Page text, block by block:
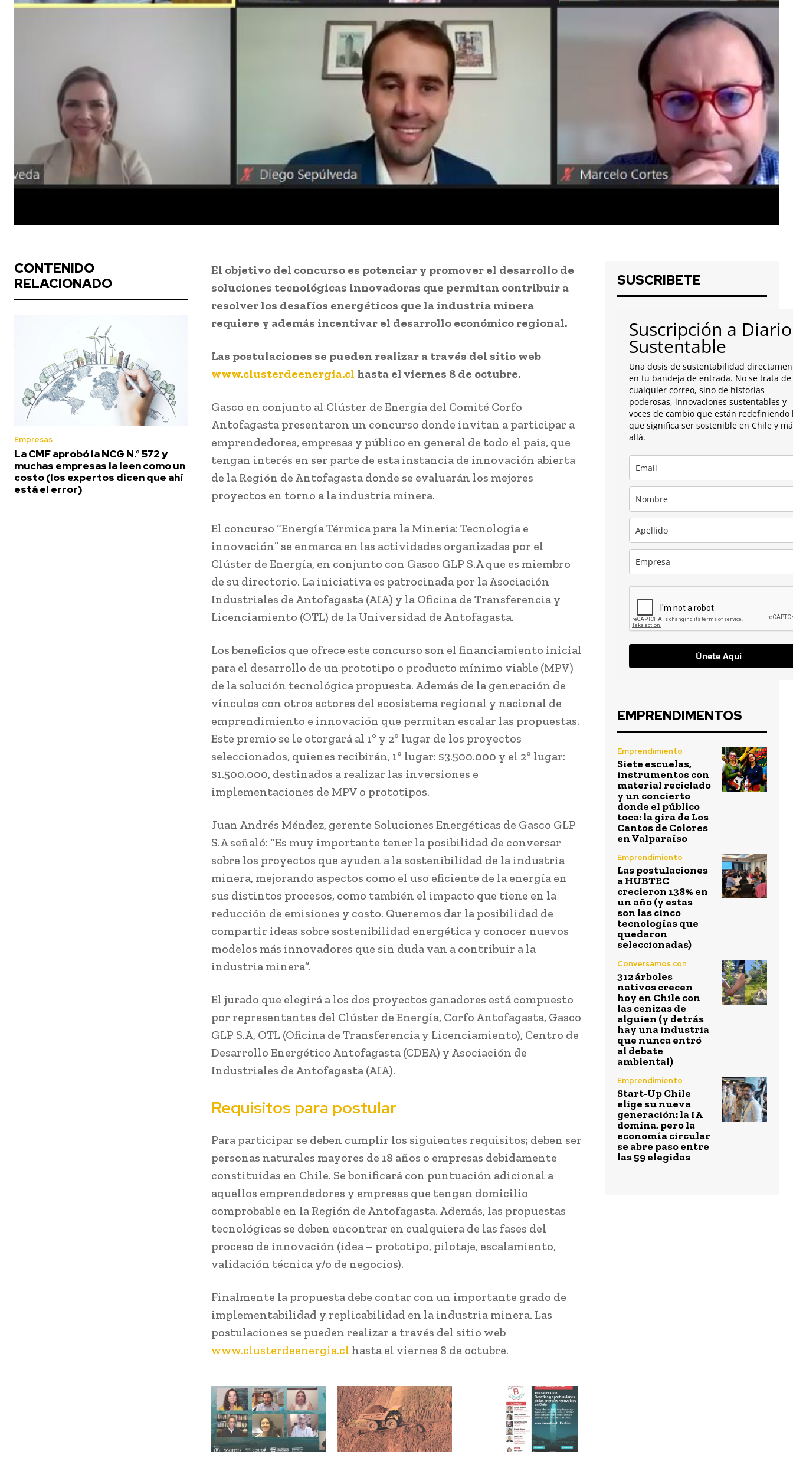
CONTENIDO
RELACIONADO
Empresas
La CMF aprobó la NCG N.° 572 y
muchas empresas la leen como un
costo (los expertos dicen que ahí
está el error)
El objetivo del concurso es potenciar y promover el desarrollo de
soluciones tecnológicas innovadoras que permitan contribuir a
resolver los desafíos energéticos que la industria minera
requiere y además incentivar el desarrollo económico regional.
Las postulaciones se pueden realizar a través del sitio web
www.clusterdeenergia.cl hasta el viernes 8 de octubre.
Gasco en conjunto al Clúster de Energía del Comité Corfo
Antofagasta presentaron un concurso donde invitan a participar a
emprendedores, empresas y público en general de todo el país, que
tengan interés en ser parte de esta instancia de innovación abierta
de la Región de Antofagasta donde se evaluarán los mejores
proyectos en torno a la industria minera.
El concurso “Energía Térmica para la Minería: Tecnología e
innovación” se enmarca en las actividades organizadas por el
Clúster de Energía, en conjunto con Gasco GLP S.A que es miembro
de su directorio. La iniciativa es patrocinada por la Asociación
Industriales de Antofagasta (AIA) y la Oficina de Transferencia y
Licenciamiento (OTL) de la Universidad de Antofagasta.
Los beneficios que ofrece este concurso son el financiamiento inicial
para el desarrollo de un prototipo o producto mínimo viable (MPV)
de la solución tecnológica propuesta. Además de la generación de
vínculos con otros actores del ecosistema regional y nacional de
emprendimiento e innovación que permitan escalar las propuestas.
Este premio se le otorgará al 1º y 2º lugar de los proyectos
seleccionados, quienes recibirán, 1º lugar: $3.500.000 y el 2º lugar:
$1.500.000, destinados a realizar las inversiones e
implementaciones de MPV o prototipos.
Juan Andrés Méndez, gerente Soluciones Energéticas de Gasco GLP
S.A señaló: “Es muy importante tener la posibilidad de conversar
sobre los proyectos que ayuden a la sostenibilidad de la industria
minera, mejorando aspectos como el uso eficiente de la energía en
sus distintos procesos, como también el impacto que tiene en la
reducción de emisiones y costo. Queremos dar la posibilidad de
compartir ideas sobre sostenibilidad energética y conocer nuevos
modelos más innovadores que sin duda van a contribuir a la
industria minera”.
El jurado que elegirá a los dos proyectos ganadores está compuesto
por representantes del Clúster de Energía, Corfo Antofagasta, Gasco
GLP S.A, OTL (Oficina de Transferencia y Licenciamiento), Centro de
Desarrollo Energético Antofagasta (CDEA) y Asociación de
Industriales de Antofagasta (AIA).
Requisitos para postular
Para participar se deben cumplir los siguientes requisitos; deben ser
personas naturales mayores de 18 años o empresas debidamente
constituidas en Chile. Se bonificará con puntuación adicional a
aquellos emprendedores y empresas que tengan domicilio
comprobable en la Región de Antofagasta. Además, las propuestas
tecnológicas se deben encontrar en cualquiera de las fases del
proceso de innovación (idea – prototipo, pilotaje, escalamiento,
validación técnica y/o de negocios).
Finalmente la propuesta debe contar con un importante grado de
implementabilidad y replicabilidad en la industria minera. Las
postulaciones se pueden realizar a través del sitio web
www.clusterdeenergia.cl hasta el viernes 8 de octubre.
SUSCRIBETE
Suscripción a Diario
Sustentable
Una dosis de sustentabilidad
en tu bandeja de entrada. No se trata de
cualquier correo, sino de historias
poderosas, innovaciones sustentables y
voces de cambio que están redefiniendo
que significa ser sostenible en Chile y
allá.
Únete Aquí
EMPRENDIMENTOS
Emprendimiento
Siete escuelas,
instrumentos con
material reciclado
y un concierto
donde el público
toca: la gira de Los
Cantos de Colores
en Valparaíso
Emprendimiento
Las postulaciones
a HUBTEC
crecieron 138% en
un año (y estas
son las cinco
tecnologías que
quedaron
seleccionadas)
Conversamos con
312 árboles
nativos crecen
hoy en Chile con
las cenizas de
alguien (y detrás
hay una industria
que nunca entró
al debate
ambiental)
Emprendimiento
Start-Up Chile
elige su nueva
generación: la IA
domina, pero la
economía circular
se abre paso entre
las 59 elegidas